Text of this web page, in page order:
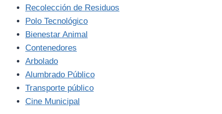
Recolección de Residuos
Polo Tecnológico
Bienestar Animal
Contenedores
Arbolado
Alumbrado Público
Transporte público
Cine Municipal